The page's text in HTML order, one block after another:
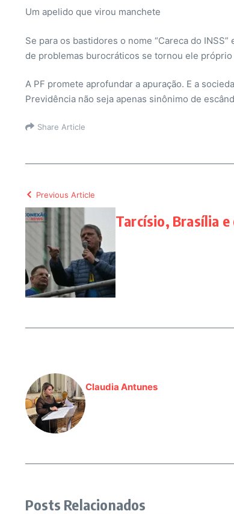
Um apelido que virou manchete
Se para os bastidores o nome “Careca do
de problemas burocráticos se tornou ele
A PF promete aprofundar a apuração. E a
Previdência não seja apenas sinônimo de
Share Article
Previous Article
Tarcísio, Brasília
Claudia Antunes
Posts Relacionados